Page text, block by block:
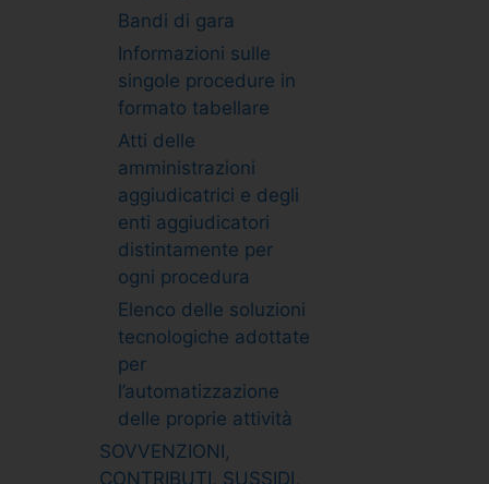
Bandi di gara
Informazioni sulle
singole procedure in
formato tabellare
Atti delle
amministrazioni
aggiudicatrici e degli
enti aggiudicatori
distintamente per
ogni procedura
Elenco delle soluzioni
tecnologiche adottate
per
l’automatizzazione
delle proprie attività
SOVVENZIONI,
CONTRIBUTI, SUSSIDI,